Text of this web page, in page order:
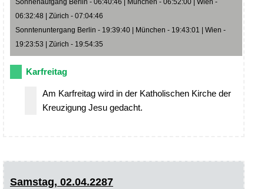
Sonnenaufgang Berlin - 06:40:46 | München - 06:52:00 | Wien -
06:32:48 | Zürich - 07:04:46
Sonntenuntergang Berlin - 19:39:40 | München - 19:43:01 | Wien -
19:23:53 | Zürich - 19:54:35
Karfreitag
Am Karfreitag wird in der Katholischen Kirche der
Kreuzigung Jesu gedacht.
Samstag, 02.04.2287